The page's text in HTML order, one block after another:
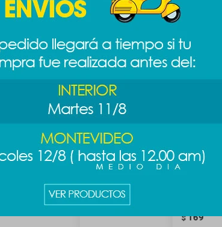
Productos que te pueden interesar
cápsula - rosa
goma Panda
$ 169
Stickers
$ 169